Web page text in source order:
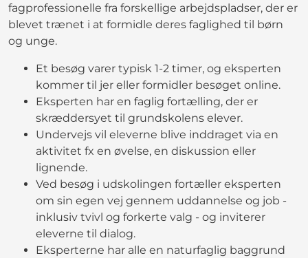
fagprofessionelle fra forskellige arbejdspladser, der er
blevet trænet i at formidle deres faglighed til børn
og unge.
Et besøg varer typisk 1-2 timer, og eksperten
kommer til jer eller formidler besøget online.
Eksperten har en faglig fortælling, der er
skræddersyet til grundskolens elever.
Undervejs vil eleverne blive inddraget via en
aktivitet fx en øvelse, en diskussion eller
lignende.
Ved besøg i udskolingen fortæller eksperten
om sin egen vej gennem uddannelse og job -
inklusiv tvivl og forkerte valg - og inviterer
eleverne til dialog.
Eksperterne har alle en naturfaglig baggrund